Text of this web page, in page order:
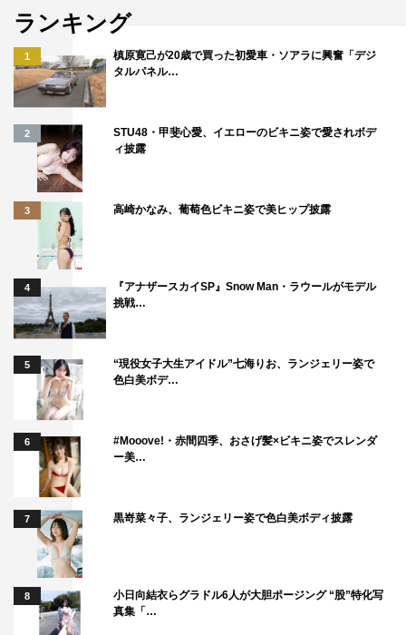
ランキング
1
槙原寛己が20歳で買った初愛車・ソアラに興奮「デジ
タルパネル…
2
STU48・甲斐心愛、イエローのビキニ姿で愛されボデ
ィ披露
3 高崎かなみ、葡萄色ビキニ姿で美ヒップ披露
4
『アナザースカイSP』Snow Man・ラウールがモデル
挑戦…
5
“現役女子大生アイドル”七海りお、ランジェリー姿で
色白美ボデ…
6
#Mooove!・赤間四季、おさげ髪×ビキニ姿でスレンダ
ー美…
7 黒嵜菜々子、ランジェリー姿で色白美ボディ披露
8
小日向結衣らグラドル6人が大胆ポージング “股”特化写
真集「…